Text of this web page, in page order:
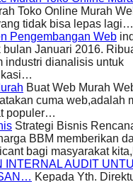
Toko Online Murah
tidak bisa lepas lagi…
Pengembangan Web
bulan Januari 2016.
industri dianalisis untuk
Buat Web Murah
cuma web,adalah
populer…
Strategi Bisnis
BBM memberikan
bagi masyarakat
INTERNAL AUDIT
Kepada Yth.